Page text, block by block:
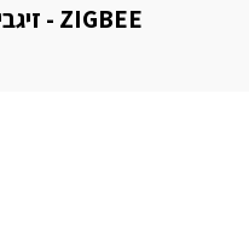
ZIGBEE - זיגבי